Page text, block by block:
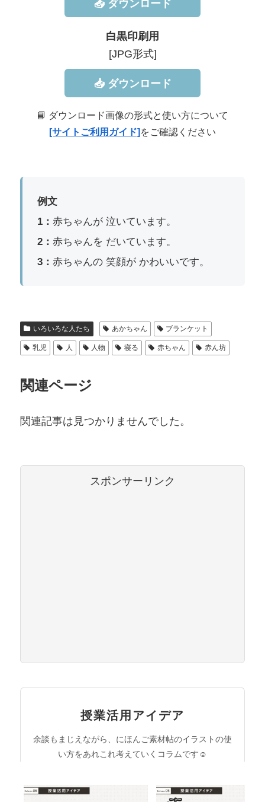
白黒印刷用
[JPG形式]
📥 ダウンロード
📘 ダウンロード画像の形式と使い方について
[サイトご利用ガイド] をご確認ください
例文
1： 赤ちゃんが 泣いています。
2： 赤ちゃんを だいています。
3： 赤ちゃんの 笑顔が かわいいです。
いろいろな人たち あかちゃん ブランケット
乳児 人 人物 寝る 赤ちゃん 赤ん坊
関連ページ
関連記事は見つかりませんでした。
スポンサーリンク
授業活用アイデア
余談もまじえながら、にほんご素材帖のイラストの使
い方をあれこれ考えていくコラムです☺︎